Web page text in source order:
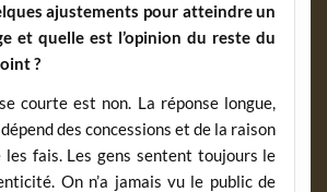
ajustements pour atteindre un
et quelle est l’opinion du reste du
?
courte est non. La réponse longue,
des concessions et de la raison
les fais. Les gens sentent toujours le
On n’a jamais vu le public de